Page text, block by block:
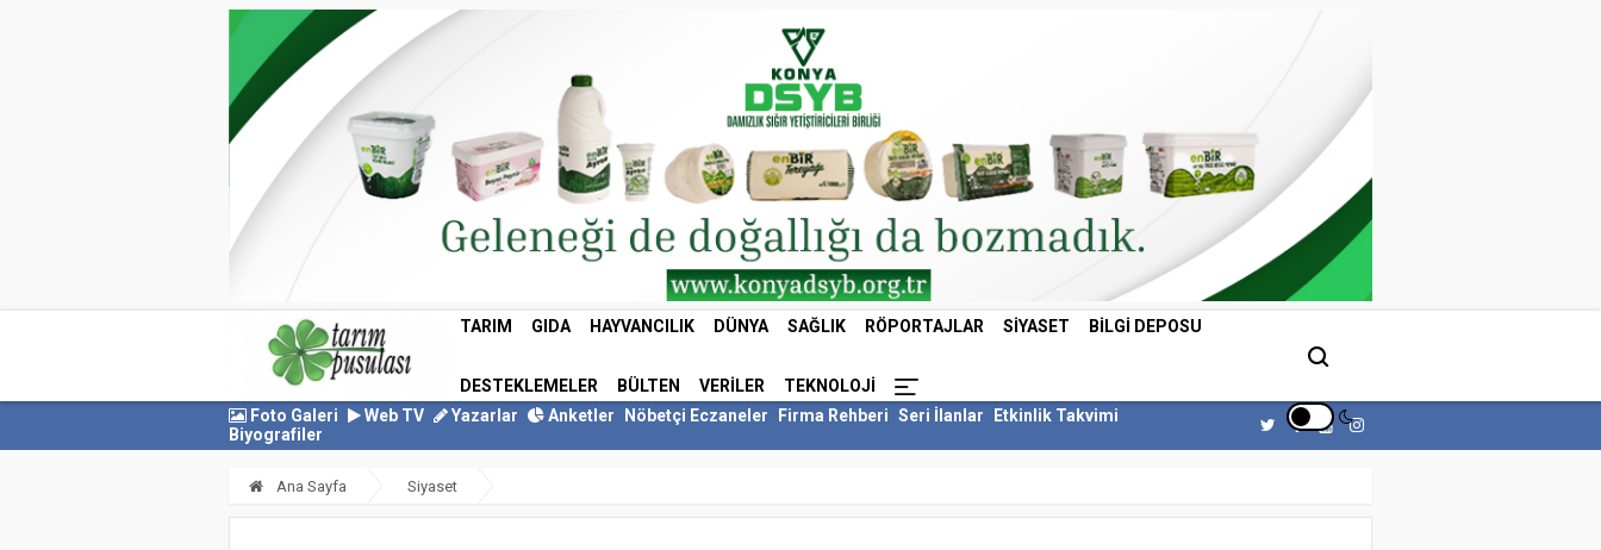
TARIM GIDA HAYVANCILIK DÜNYA SAĞLIK RÖPORTAJLAR SIYASET BILGI DEPOSU
DESTEKLEMELER BÜLTEN VERILER
TEKNOLOJI
Foto Galeri
Web TV Yazarlar Anketler Nöbetçi Eczaneler Firma Rehberi Seri İlanlar
Etkinlik Takvimi
Biyografiler
Ana Sayfa Siyaset